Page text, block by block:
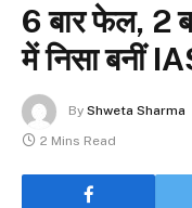
6 बार फेल, 2
में निसा बनीं
By Shweta Sharma
2 Mins Read